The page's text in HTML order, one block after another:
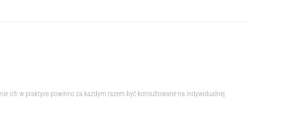
ich w praktyce powinno za każdym razem być konsultowane na indywidualnej